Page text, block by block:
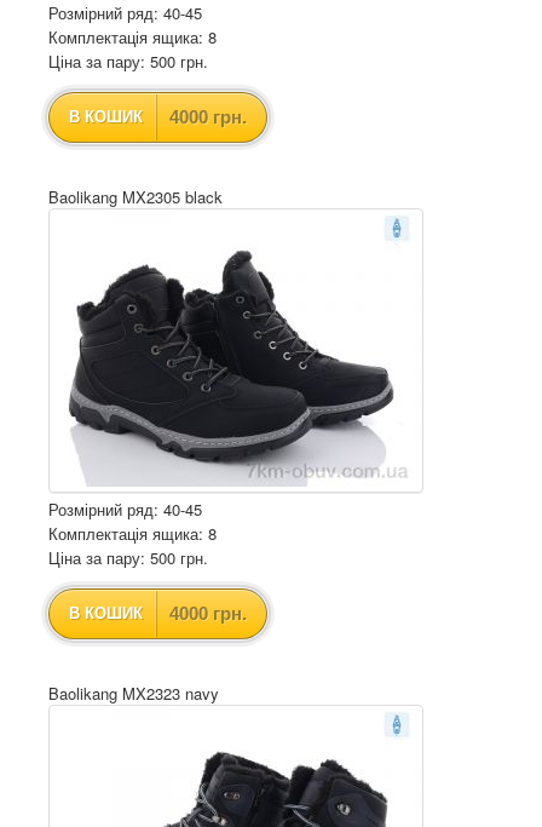
Розмірний ряд: 40-45
Комплектація ящика: 8
Ціна за пару: 500 грн.
В КОШИК 4000 грн.
Baolikang MX2305 black
Розмірний ряд: 40-45
Комплектація ящика: 8
Ціна за пару: 500 грн.
В КОШИК 4000 грн.
Baolikang MX2323 navy